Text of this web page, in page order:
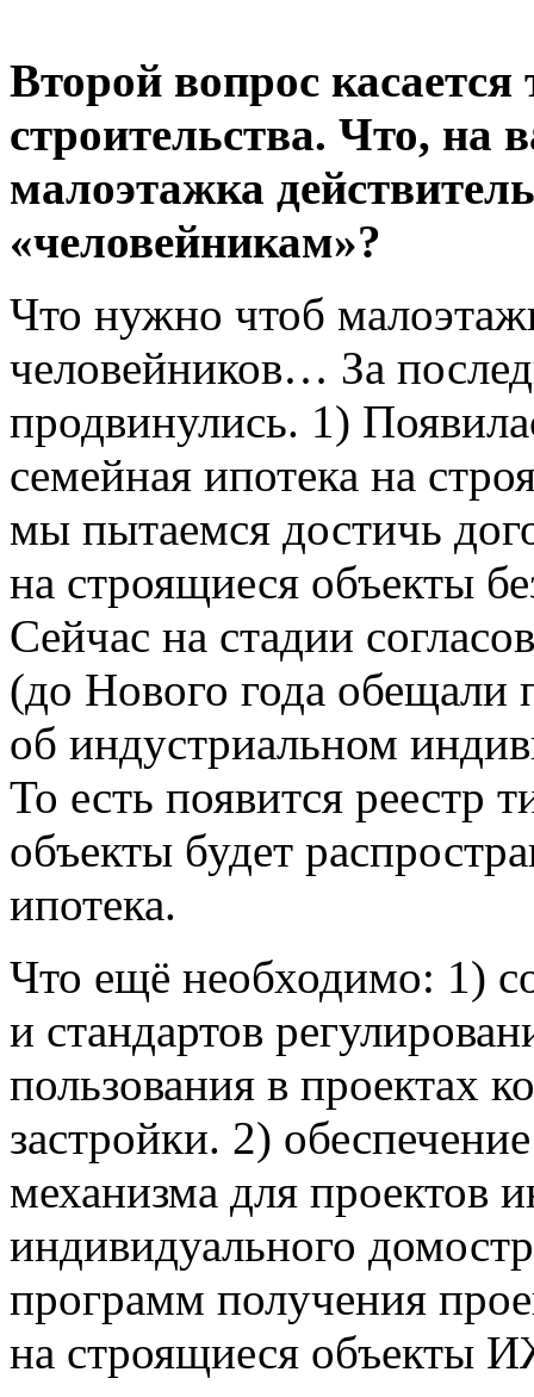
Второй вопрос
строительства. Что, на
малоэтажка
«человейникам»?
Что нужно чтоб
человейников… За
продвинулись. 1)
семейная ипотека на
мы пытаемся достичь
на строящиеся объекты
Сейчас на стадии
(до Нового года обещали
об индустриальном
То есть появится реестр
объекты будет
ипотека.
Что ещё необходимо: 1)
и стандартов
пользования в проектах
застройки. 2)
механизма для проектов
индивидуального
программ получения
на строящиеся объекты